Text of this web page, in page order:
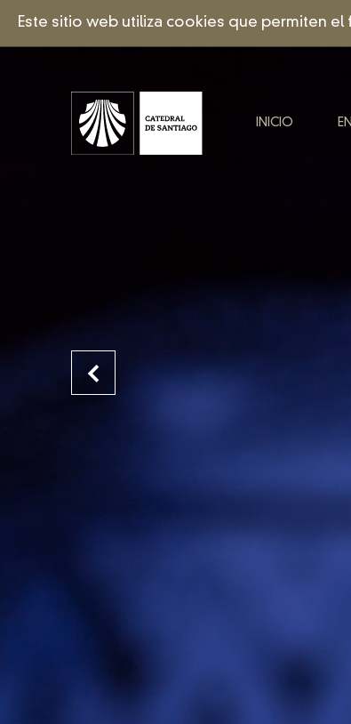
Este sitio web utiliza cookies que permiten
INICIO